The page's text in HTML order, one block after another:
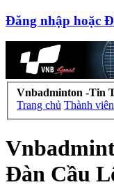
Đăng nhập hoặc
Vnbadminton -Tin
Trang chủ Thành viên
Đàn Cầu